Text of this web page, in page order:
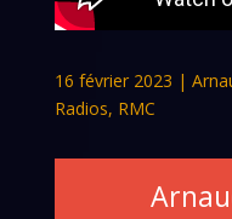
16 février 2023 |
Radios, RMC